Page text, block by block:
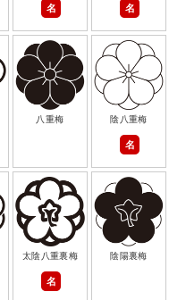
名 名
八重梅 陰八重梅
名
太陰八重裏梅
名
陰陽裏梅